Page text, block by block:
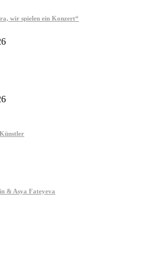
wir spielen ein Konzert“
& Asya Fateyeva